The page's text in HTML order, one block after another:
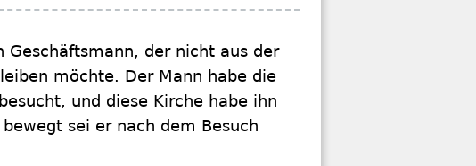
Geschäftsmann, der nicht aus der
möchte. Der Mann habe die
und diese Kirche habe ihn
sei er nach dem Besuch